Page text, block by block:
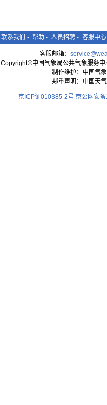
联系我们 - 帮助 - 人员招聘 - 客服中心
客服邮箱：
Copyright©中国气象局公共气象服务
制作维护：中国气
郑重声明：中国天
京ICP证010385-2号 京公网安